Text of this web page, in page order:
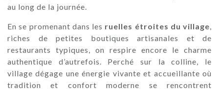
au long de la journée.
En se promenant dans les ruelles étroites du village,
riches de petites boutiques artisanales et de
restaurants typiques, on respire encore le charme
authentique d’autrefois. Perché sur la colline, le
village dégage une énergie vivante et accueillante où
tradition et confort moderne se rencontrent